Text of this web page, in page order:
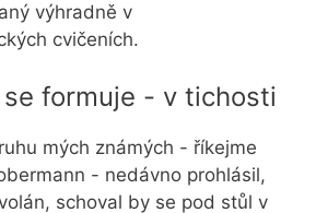
výhradně v
cvičeních.
se formuje - v tichosti
mých známých - říkejme
- nedávno prohlásil,
schoval by se pod stůl v